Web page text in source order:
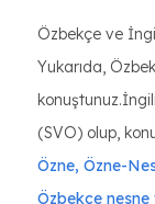
Özbekçe ve
Yukarıda,
(SVO) olup,
Özne, Özne-
Özbekçe nesne